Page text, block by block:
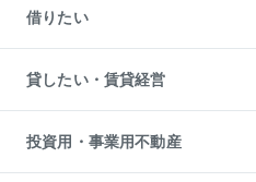
中古一戸建ての購入
不動産購入の流れ
注目キーワード物件特集
購入ガイド
English 繁体中文簡体中文
一戸建ての売却・査定
土地の売却・査定
スピードAI査定
不動産査定について
不動産売却の流れ
不動産買換えの流れ
売却ガイド
借りたい
オフィス・店舗の賃貸
借りるときの流れ
借りるガイド
貸したい・賃貸経営
マンション賃料データ
賃貸管理プラン
リロケーションについて
投資用・事業用不動産